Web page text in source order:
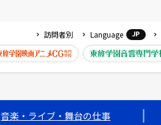
訪問者別 Language JP
音楽・ライブ・舞台の仕事